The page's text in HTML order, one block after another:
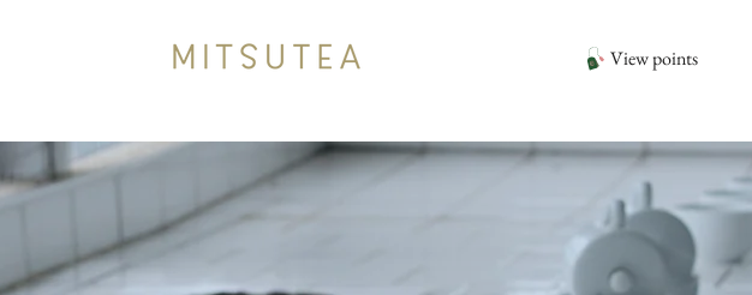
View points